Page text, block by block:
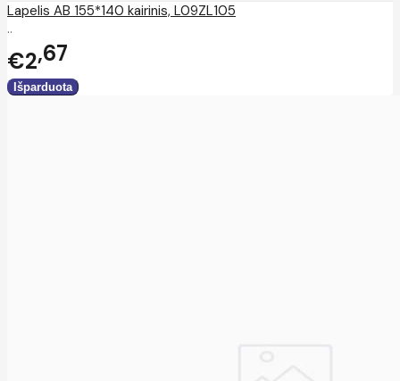
Lapelis AB 155*140 kairinis, L09ZL105
..
€2 67